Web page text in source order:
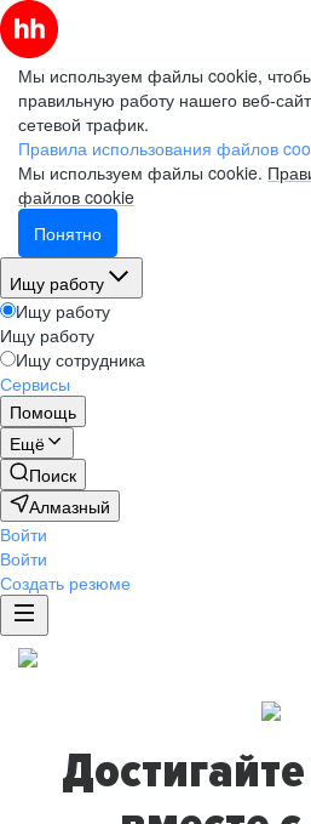
Мы используем файлы cookie,
правильную работу нашего веб-
сетевой трафик.
Правила использования файлов
Мы используем файлы cookie.
файлов cookie
Понятно
Ищу работу
Ищу работу
Ищу работу
Ищу сотрудника
Сервисы
Помощь
Ещё
Поиск
Алмазный
Войти
Войти
Создать резюме